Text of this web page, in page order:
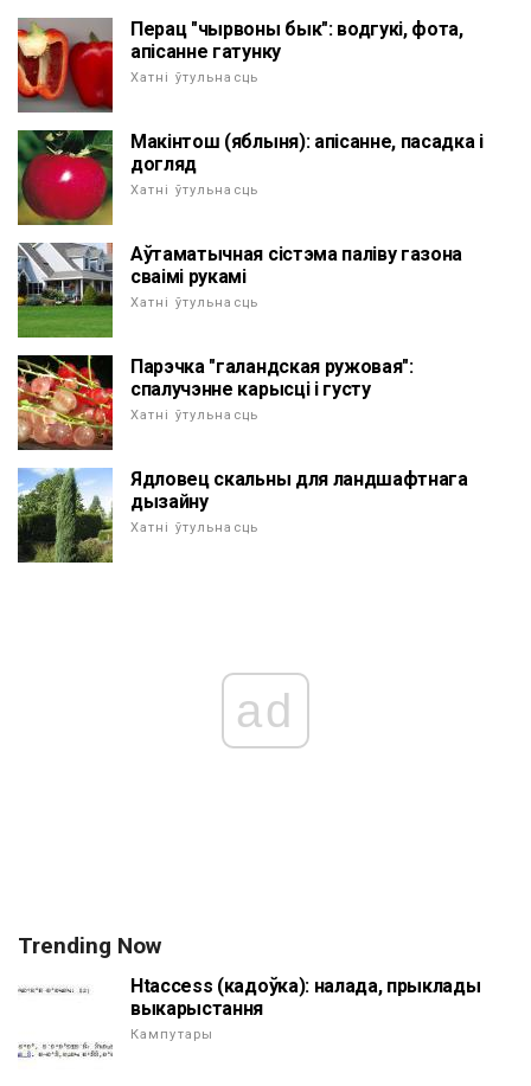
Перац "чырвоны бык": водгукі, фота,
апісанне гатунку
Хатні ўтульнасць
Макінтош (яблыня): апісанне, пасадка і
догляд
Хатні ўтульнасць
Аўтаматычная сістэма паліву газона
сваімі рукамі
Хатні ўтульнасць
Парэчка "галандская ружовая":
спалучэнне карысці і густу
Хатні ўтульнасць
Ядловец скальны для ландшафтнага
дызайну
Хатні ўтульнасць
ad
Trending Now
Htaccess (кадоўка): налада, прыклады
выкарыстання
Кампутары